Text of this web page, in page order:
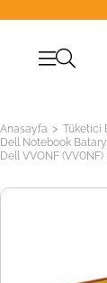
Anasayfa > Tüketici
Dell Notebook
Dell VVONF